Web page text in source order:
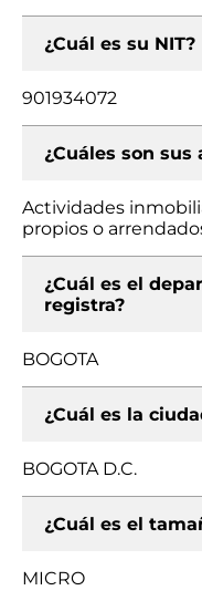
¿Cuál es su NIT?
901934072
¿Cuáles son
Actividades
propios o
¿Cuál es el
registra?
BOGOTA
¿Cuál es la
BOGOTA D.C.
¿Cuál es el
MICRO